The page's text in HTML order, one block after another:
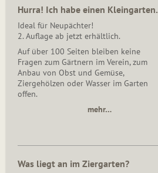
Hurra! Ich habe einen Kleingarten.
Ideal für Neupächter!
2. Auflage ab jetzt erhältlich.
Auf über 100 Seiten bleiben keine
Fragen zum Gärtnern im Verein, zum
Anbau von Obst und Gemüse,
Ziergehölzen oder Wasser im Garten
offen.
mehr…
Was liegt an im Ziergarten?